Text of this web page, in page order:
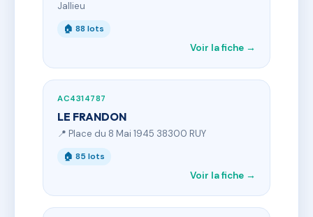
Jallieu
🏠 88 lots
Voir la fiche →
AC4314787
LE FRANDON
📍 Place du 8 Mai 1945 38300 RUY
🏠 85 lots
Voir la fiche →